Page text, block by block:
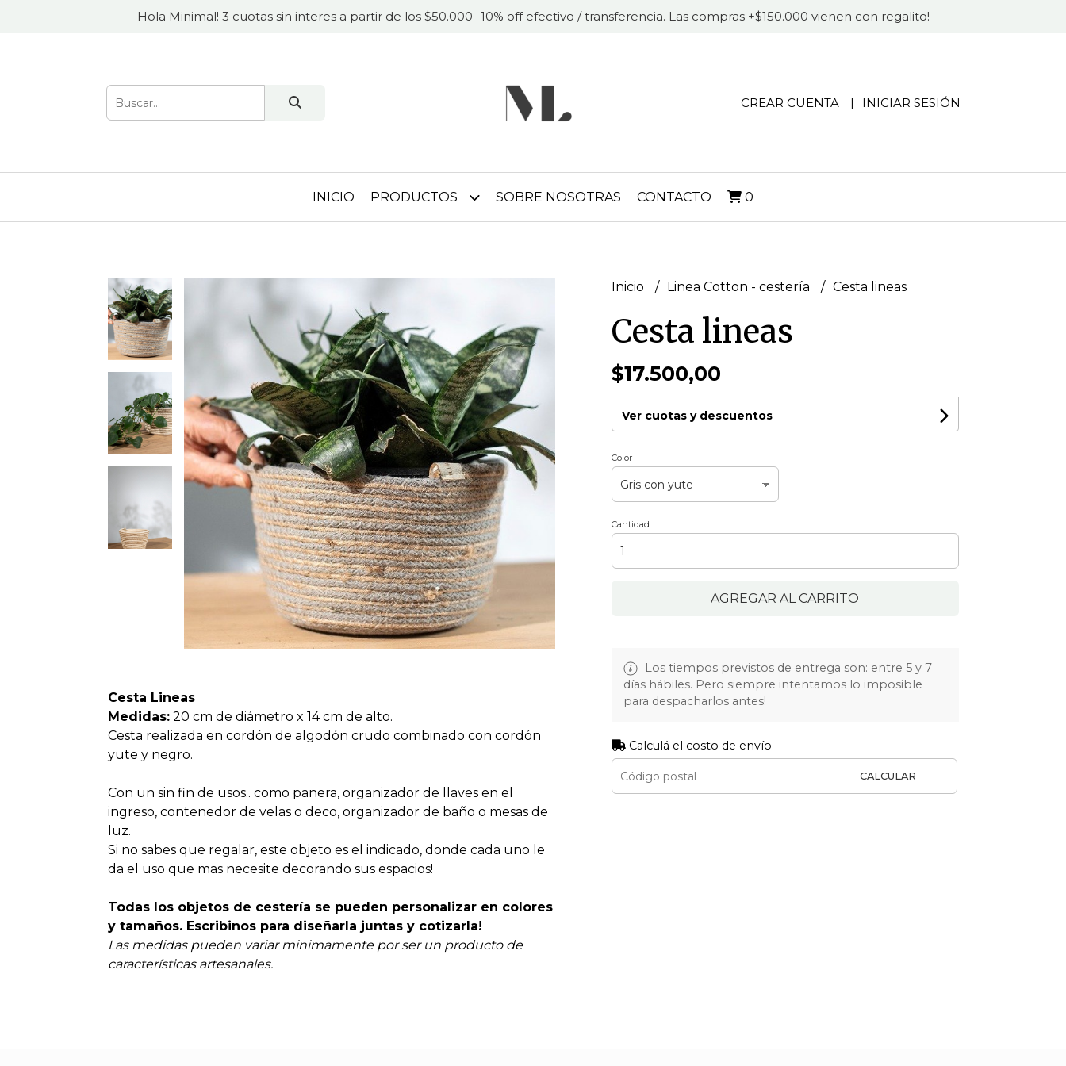
Hola Minimal! 3 cuotas sin interes a partir de los $50.000- 10% off efectivo / transferencia. Las compras +$150.000 vienen con regalito!
CREAR CUENTA INICIAR SESIÓN
INICIO PRODUCTOS SOBRE NOSOTRAS CONTACTO 0
Cesta Lineas
Medidas:20 cm de diámetro x 14 cm de alto.
Cesta realizada en cordón de algodón crudo combinado con cordón
yute y negro.
Con un sin fin de usos.. como panera, organizador de llaves en el
ingreso, contenedor de velas o deco, organizador de baño o mesas de
luz.
Si no sabes que regalar, este objeto es el indicado, donde cada uno le
da el uso que mas necesite decorando sus espacios!
Todas los objetos de cestería se pueden personalizar en colores
y tamaños. Escribinos para diseñarla juntas y cotizarla!
Las medidas pueden variar minimamente por ser un producto de
características artesanales.
Inicio Linea Cotton - cestería Cesta lineas
Cesta lineas
$17.500,00
Ver cuotas y descuentos
Color
Cantidad
AGREGAR AL CARRITO
Los tiempos previstos de entrega son: entre 5 y 7
días hábiles. Pero siempre intentamos lo imposible
para despacharlos antes!
Calculá el costo de envío
CALCULAR